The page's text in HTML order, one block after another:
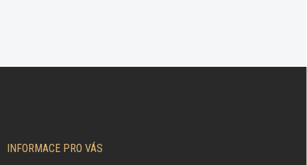
INFORMACE PRO VÁS